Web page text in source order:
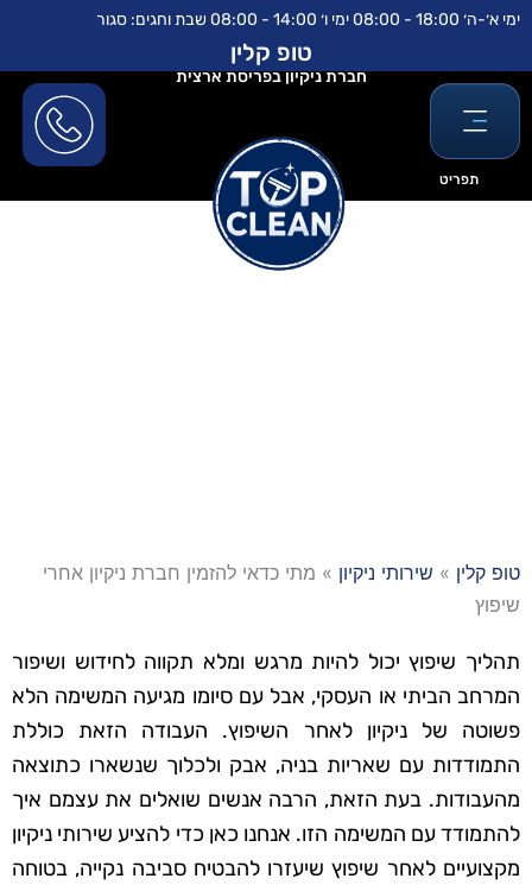
לתוכן
דילוג
ימי א׳-ה׳ 18:00 - 08:00 ימי ו׳ 14:00 - 08:00 שבת וחגים: סגור
תפריט
טופ קלין
חברת ניקיון בפריסת ארצית
טופ קלין » שירותי ניקיון » מתי כדאי להזמין חברת ניקיון אחרי
שיפוץ
תהליך שיפוץ יכול להיות מרגש ומלא תקווה לחידוש ושיפור
המרחב הביתי או העסקי, אבל עם סיומו מגיעה המשימה הלא
פשוטה של ניקיון לאחר השיפוץ. העבודה הזאת כוללת
התמודדות עם שאריות בניה, אבק ולכלוך שנשארו כתוצאה
מהעבודות. בעת הזאת, הרבה אנשים שואלים את עצמם איך
להתמודד עם המשימה הזו. אנחנו כאן כדי להציע שירותי ניקיון
מקצועיים לאחר שיפוץ שיעזרו להבטיח סביבה נקייה, בטוחה